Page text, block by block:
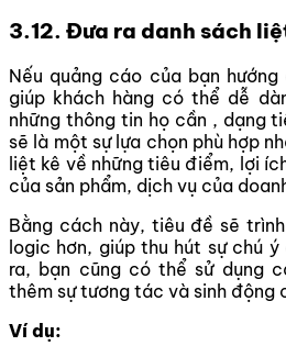
3.12. Đưa ra danh sách
Nếu quảng cáo của bạn
giúp khách hàng có thể dễ
những thông tin họ cần , dạng
sẽ là một sự lựa chọn phù hợp
liệt kê về những tiêu điểm, lợi
của sản phẩm, dịch vụ của
Bằng cách này, tiêu đề sẽ
logic hơn, giúp thu hút sự chú
ra, bạn cũng có thể sử dụng
thêm sự tương tác và sinh động
Ví dụ: